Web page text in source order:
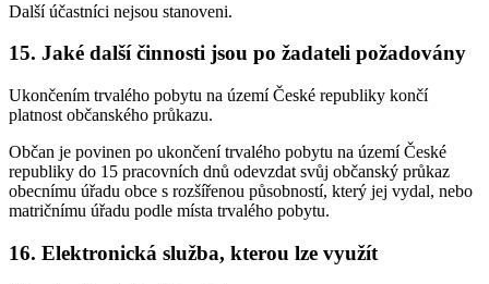
Další účastníci nejsou stanoveni.
15. Jaké další činnosti jsou po žadateli požadovány
Ukončením trvalého pobytu na území České republiky končí
platnost občanského průkazu.
Občan je povinen po ukončení trvalého pobytu na území České
republiky do 15 pracovních dnů odevzdat svůj občanský průkaz
obecnímu úřadu obce s rozšířenou působností, který jej vydal, nebo
matričnímu úřadu podle místa trvalého pobytu.
16. Elektronická služba, kterou lze využít